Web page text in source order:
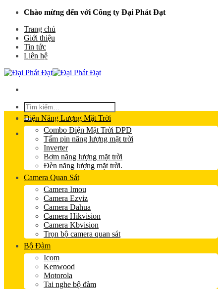
Skip
content
Chào mừng đến với Công ty Đại Phát Đạt
Trang chủ
Giới thiệu
Tin tức
Liên hệ
Tìm
kiếm:
Điện Năng Lượng Mặt Trời
Combo Điện Mặt Trời DPD
Tấm pin năng lượng mặt trời
Inverter
Bơm năng lượng mặt trời
Đèn năng lượng mặt trời.
Camera Quan Sát
Camera Imou
Camera Ezviz
Camera Dahua
Camera Hikvision
Camera Kbvision
Trọn bộ camera quan sát
Bộ Đàm
Icom
Kenwood
Motorola
Tai nghe bộ đàm